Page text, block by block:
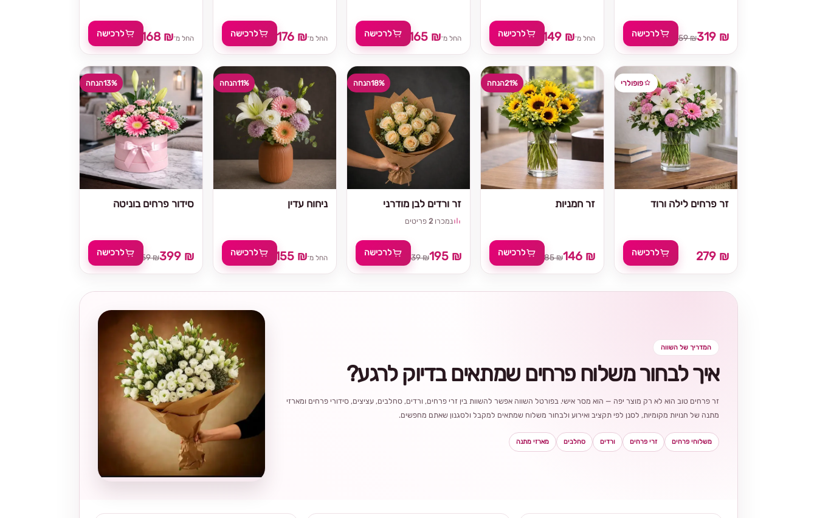
החל מ־168 ₪
210 ₪לרכישה החל מ־176 ₪
219 ₪לרכישה החל מ־165 ₪
199 ₪לרכישה החל מ־149 ₪
184 ₪לרכישה 319 ₪
359 ₪ לרכישה
13%הנחה
סידור פרחים בוניטה
399 ₪
459 ₪ לרכישה
11%הנחה
ניחוח עדין
החל מ־155 ₪
175 ₪לרכישה
18%הנחה
זר ורדים לבן מודרני
נמכרו 2 פריטים
195 ₪
239 ₪ לרכישה
21%הנחה
זר חמניות
146 ₪
185 ₪ לרכישה
פופולרי
זר פרחים לילה ורוד
279 ₪ לרכישה
המדריך של השווה
איך לבחור משלוח פרחים שמתאים בדיוק לרגע?
זר פרחים טוב הוא לא רק מוצר יפה — הוא מסר אישי. בפורטל השווה אפשר להשוות בין זרי פרחים, ורדים, סחלבים, עציצים, סידורי פרחים ומארזי
מתנה של חנויות מקומיות, לסנן לפי תקציב ואירוע ולבחור משלוח שמתאים למקבל ולסגנון שאתם מחפשים.
משלוחי פרחים זרי פרחים ורדים סחלבים מארזי מתנה